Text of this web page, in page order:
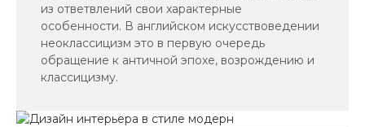
из ответвлений свои характерные
особенности. В английском искусствоведении
неоклассицизм это в первую очередь
обращение к античной эпохе, возрождению и
классицизму.